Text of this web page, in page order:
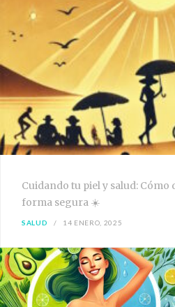
Cuidando tu piel y salud:
forma segura ☀️
SALUD 14 ENERO, 2025